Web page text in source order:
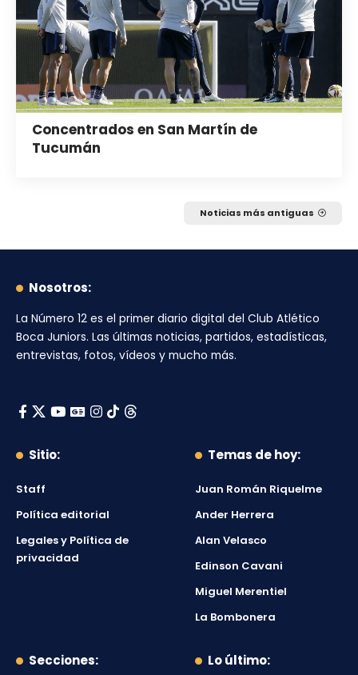
Concentrados en San Martín de
Tucumán
Noticias más antiguas
Nosotros:
La Número 12 es el primer diario digital del Club Atlético
Boca Juniors. Las últimas noticias, partidos, estadísticas,
entrevistas, fotos, vídeos y mucho más.
Sitio:
Staff
Política editorial
Legales y Política de
privacidad
Temas de hoy:
Juan Román Riquelme
Ander Herrera
Alan Velasco
Edinson Cavani
Miguel Merentiel
La Bombonera
Secciones: Lo último: